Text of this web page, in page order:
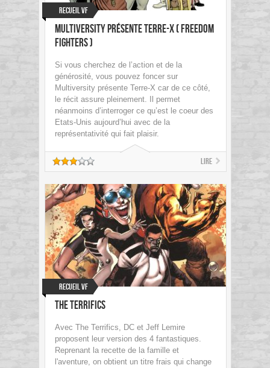
Recueil VF
Multiversity présente Terre-X ( Freedom
Fighters )
Si vous cherchez de l’action et de la
générosité, vous pouvez foncer sur
Multiversity présente Terre-X car de ce côté,
le récit assure pleinement. Il permet
néanmoins d’interroger ce qu’est le coeur des
Etats-Unis aujourd’hui avec de la
représentativité qui fait plaisir.
Lire
Recueil VF
The Terrifics
Avec The Terrifics, DC et Jeff Lemire
proposent leur version des 4 fantastiques.
Reprenant la recette de la famille et
l'aventure, on obtient un titre frais qui change